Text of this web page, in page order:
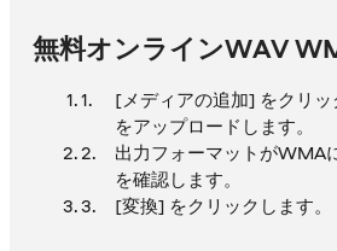
無料オンラインWAV
[メディアの追加] をクリ
をアップロードします。
出力フォーマットがWMA
を確認します。
[変換] をクリックします。